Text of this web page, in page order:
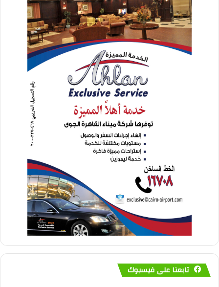
تابعنا على فيسبوك